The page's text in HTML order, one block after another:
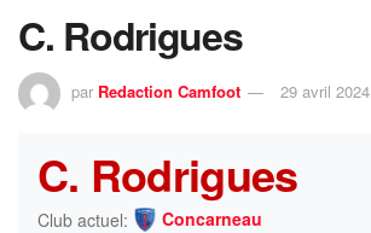
C. Rodrigues
par Redaction Camfoot 29 avril 2024
C. Rodrigues
Club actuel: Concarneau